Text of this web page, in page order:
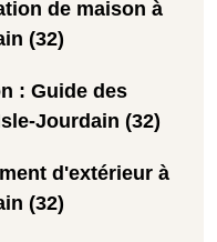
de maison à
(32)
: Guide des
Jourdain (32)
d'extérieur à
(32)